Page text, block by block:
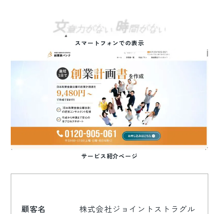
スマートフォンでの表示
サービス紹介ページ
顧客名 株式会社ジョイントストラグル